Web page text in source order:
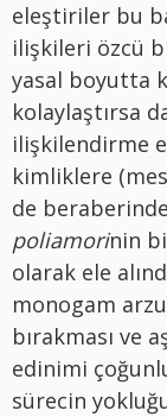
eleştiriler bu
ilişkileri özcü
yasal boyutta
kolaylaştırsa
ilişkilendirme
kimliklere
de
poliamorinin
olarak ele
monogam
bırakması ve
edinimi
sürecin